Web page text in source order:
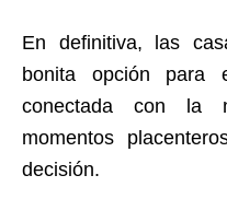
En definitiva, las
bonita opción para
conectada con la
momentos
decisión.